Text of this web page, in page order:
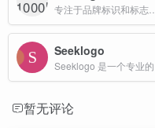
Seeklogo
暂无评论